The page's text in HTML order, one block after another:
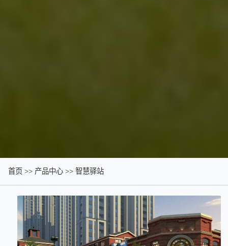
首页 >> 产品中心 >> 智慧驿站